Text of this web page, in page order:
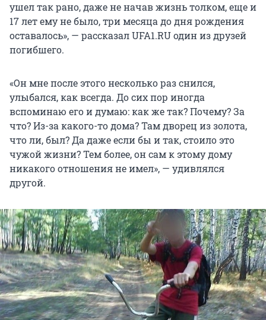
ушел так рано, даже не начав жизнь толком, еще и
17 лет ему не было, три месяца до дня рождения
оставалось», — рассказал UFA1.RU один из друзей
погибшего.
«Он мне после этого несколько раз снился,
улыбался, как всегда. До сих пор иногда
вспоминаю его и думаю: как же так? Почему? За
что? Из-за какого-то дома? Там дворец из золота,
что ли, был? Да даже если бы и так, стоило это
чужой жизни? Тем более, он сам к этому дому
никакого отношения не имел», — удивлялся
другой.